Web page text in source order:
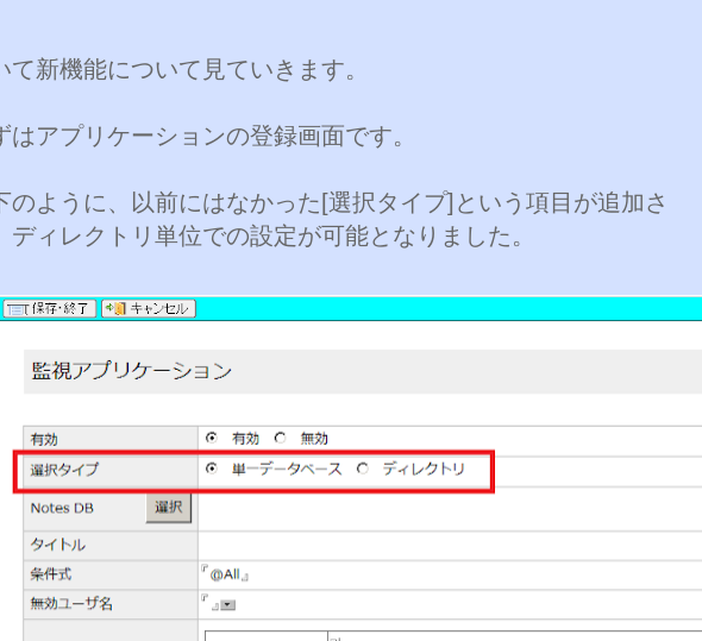
て新機能について見ていきます。
はアプリケーションの登録画面です。
のように、以前にはなかった[選択タイプ]という項目が追加さ
ディレクトリ単位での設定が可能となりました。